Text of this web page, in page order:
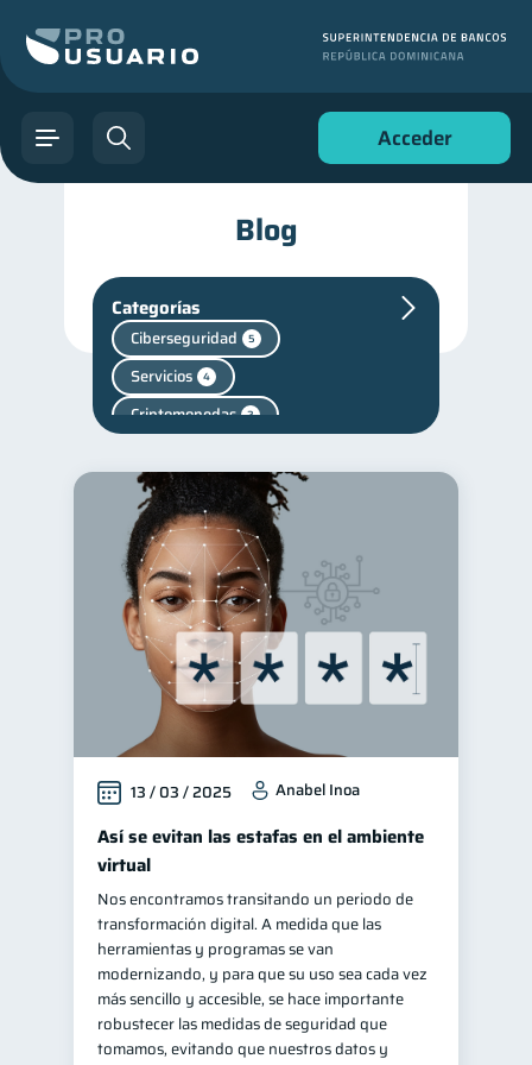
Acceder
Blog
Categorías
Ciberseguridad 5
Servicios 4
Criptomonedas 2
Mipymes Salud mental
Finanzas personales
Manejo de deudas
Educación financiera
Finanzas para jóvenes
Control de deudas 30
Finanzas familiares
Inclusión financiera 22
Bienestar financiero 22
Finanzas para mujeres 20
Seguridad financiera
Salud financiera 12
Productos financieros 11
Organización Financiera
Deudas 10
13 / 03 / 2025 Anabel Inoa
Así se evitan las estafas en el ambiente
virtual
Nos encontramos transitando un periodo de
transformación digital. A medida que las
herramientas y programas se van
modernizando, y para que su uso sea cada vez
más sencillo y accesible, se hace importante
robustecer las medidas de seguridad que
tomamos, evitando que nuestros datos y